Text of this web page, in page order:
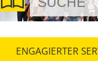
ENGAGIERTER